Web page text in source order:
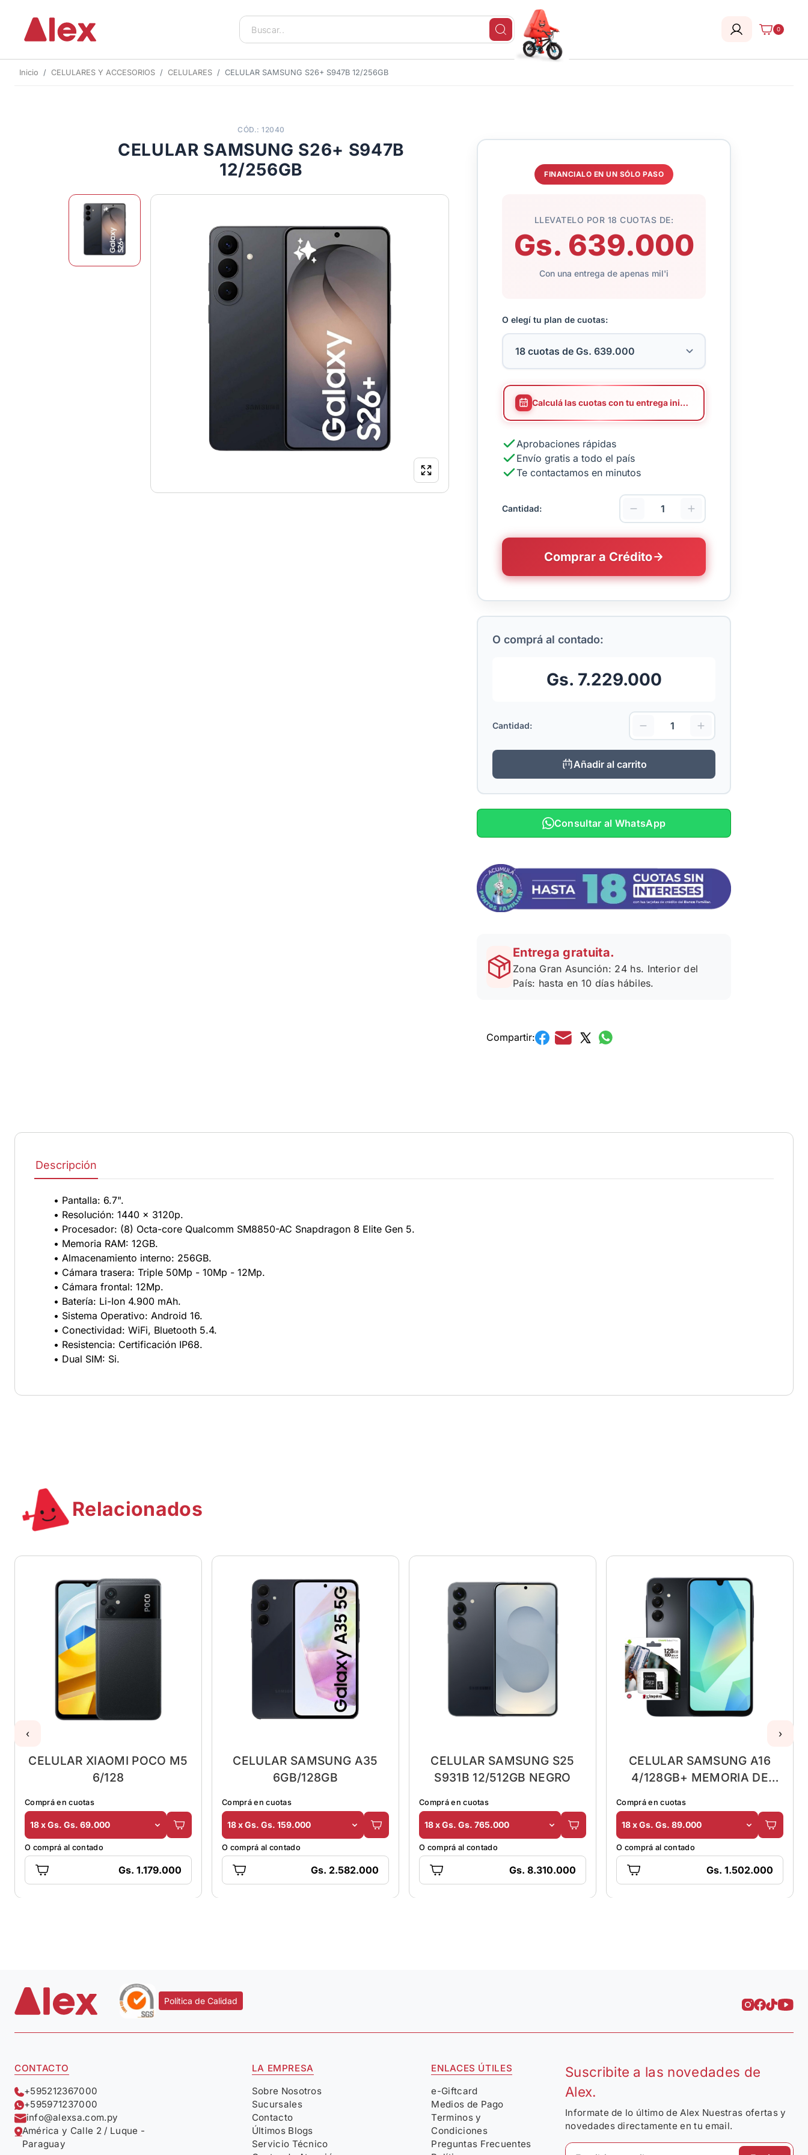
0
Inicio CELULARES Y ACCESORIOS CELULARES CELULAR SAMSUNG S26+ S947B 12/256GB
CÓD.: 12040
CELULAR SAMSUNG S26+ S947B
12/256GB
FINANCIALO EN UN SÓLO PASO
LLEVATELO POR 18 CUOTAS DE:
Gs. 639.000
Con una entrega de apenas mil'i
O elegí tu plan de cuotas:
Calculá las cuotas con tu entrega inicial
Aprobaciones rápidas
Envío gratis a todo el país
Te contactamos en minutos
Cantidad:
Comprar a Crédito
O comprá al contado:
Gs. 7.229.000
Cantidad:
Añadir al carrito
Consultar al WhatsApp
Entrega gratuita.
Zona Gran Asunción: 24 hs. Interior del
País: hasta en 10 días hábiles.
Compartir:
Descripción
• Pantalla: 6.7".
• Resolución: 1440 x 3120p.
• Procesador: (8) Octa-core Qualcomm SM8850-AC Snapdragon 8 Elite Gen 5.
• Memoria RAM: 12GB.
• Almacenamiento interno: 256GB.
• Cámara trasera: Triple 50Mp - 10Mp - 12Mp.
• Cámara frontal: 12Mp.
• Batería: Li-Ion 4.900 mAh.
• Sistema Operativo: Android 16.
• Conectividad: WiFi, Bluetooth 5.4.
• Resistencia: Certificación IP68.
• Dual SIM: Si.
Relacionados
CELULAR XIAOMI POCO M5
6/128
Comprá en cuotas
18 x Gs. Gs. 69.000
O comprá al contado
Gs. 1.179.000
CELULAR SAMSUNG A35
6GB/128GB
Comprá en cuotas
18 x Gs. Gs. 159.000
O comprá al contado
Gs. 2.582.000
CELULAR SAMSUNG S25
S931B 12/512GB NEGRO
Comprá en cuotas
18 x Gs. Gs. 765.000
O comprá al contado
Gs. 8.310.000
CELULAR SAMSUNG A16
4/128GB+ MEMORIA DE
Comprá en cuotas
18 x Gs. Gs. 89.000
O comprá al contado
Gs. 1.502.000
‹ ›
Política de Calidad
CONTACTO
+595212367000
+595971237000
info@alexsa.com.py
América y Calle 2 / Luque -
Paraguay
LA EMPRESA
Sobre Nosotros
Sucursales
Contacto
Últimos Blogs
Servicio Técnico
ENLACES ÚTILES
e-Giftcard
Medios de Pago
Terminos y
Condiciones
Preguntas Frecuentes
Suscribite a las novedades de
Alex.
Informate de lo último de Alex Nuestras ofertas y
novedades directamente en tu email.